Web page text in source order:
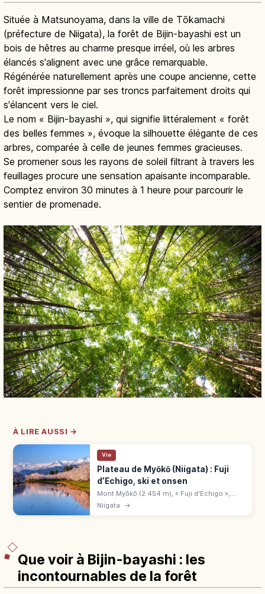
Située à Matsunoyama, dans la ville de Tōkamachi
(préfecture de Niigata), la forêt de Bijin-bayashi est un
bois de hêtres au charme presque irréel, où les arbres
élancés s'alignent avec une grâce remarquable.
Régénérée naturellement après une coupe ancienne, cette
forêt impressionne par ses troncs parfaitement droits qui
s'élancent vers le ciel.
Le nom « Bijin-bayashi », qui signifie littéralement « forêt
des belles femmes », évoque la silhouette élégante de ces
arbres, comparée à celle de jeunes femmes gracieuses.
Se promener sous les rayons de soleil filtrant à travers les
feuillages procure une sensation apaisante incomparable.
Comptez environ 30 minutes à 1 heure pour parcourir le
sentier de promenade.
À LIRE AUSSI →
Vie
Plateau de Myōkō (Niigata) : Fuji
d’Echigo, ski et onsen
Mont Myōkō (2 454 m), « Fuji d'Echigo »,
plateau de Niigata aux activités 4 saisons.
Onsen Akakura, station Sugi-no-Hara,
Niigata →
Que voir à Bijin-bayashi : les
incontournables de la forêt